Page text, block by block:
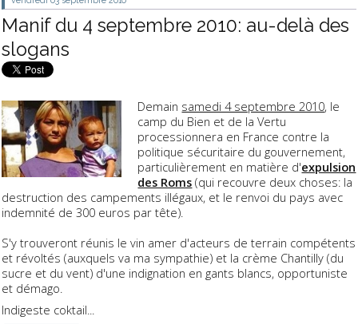
Manif du 4 septembre 2010: au-delà des
slogans
Demain samedi 4 septembre 2010, le
camp du Bien et de la Vertu
processionnera en France contre la
politique sécuritaire du gouvernement,
particulièrement en matière d'expulsion
des Roms (qui recouvre deux choses: la
destruction des campements illégaux, et le renvoi du pays avec
indemnité de 300 euros par tête).
S'y trouveront réunis le vin amer d'acteurs de terrain compétents
et révoltés (auxquels va ma sympathie) et la crème Chantilly (du
sucre et du vent) d'une indignation en gants blancs, opportuniste
et démago.
Indigeste coktail...